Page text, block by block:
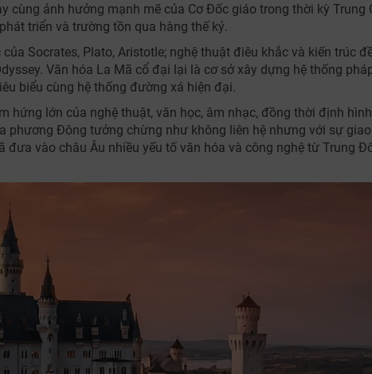
cùng ảnh hưởng mạnh mẽ của Cơ Đốc giáo trong thời kỳ Trung
triển và trường tồn qua hàng thế kỷ.
Socrates, Plato, Aristotle; nghệ thuật điêu khắc và kiến trúc
Văn hóa La Mã cổ đại lại là cơ sở xây dựng hệ thống
biểu cùng hệ thống đường xá hiện đại.
hứng lớn của nghệ thuật, văn học, âm nhạc, đồng thời định
phương Đông tưởng chừng như không liên hệ nhưng với sự giao
vào châu Âu nhiều yếu tố văn hóa và công nghệ từ Trung
TƯ VẤN NGAY
TƯ VẤN NGAY
Nhận ưu đãi ngay!
TƯ VẤN NGAY
TƯ VẤN NGAY
NHẬN ƯU ĐÃI NGAY
TƯ VẤN NGAY